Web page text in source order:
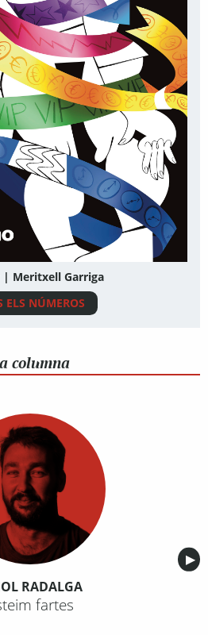
| Meritxell Garriga
ELS NÚMEROS
columna
▶︎
RADALGA
fartes